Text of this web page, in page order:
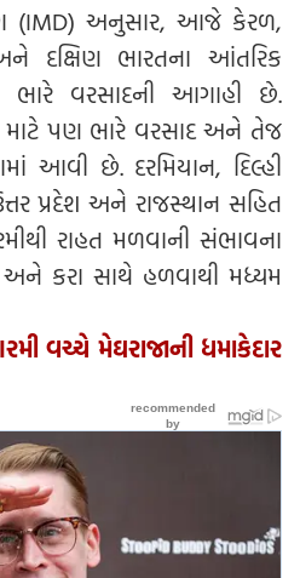
(IMD) અનુસાર, આજે કેરળ,
અને દક્ષિણ ભારતના આંતરિક
ભારે વરસાદની આગાહી છે.
પણ ભારે વરસાદ અને તેજ
આવી છે. દરમિયાન, દિલ્હી
પ્રદેશ અને રાજસ્થાન સહિત
રાહત મળવાની સંભાવના
કરા સાથે હળવાથી મધ્યમ
વચ્ચે મેઘરાજાની ધમાકેદાર